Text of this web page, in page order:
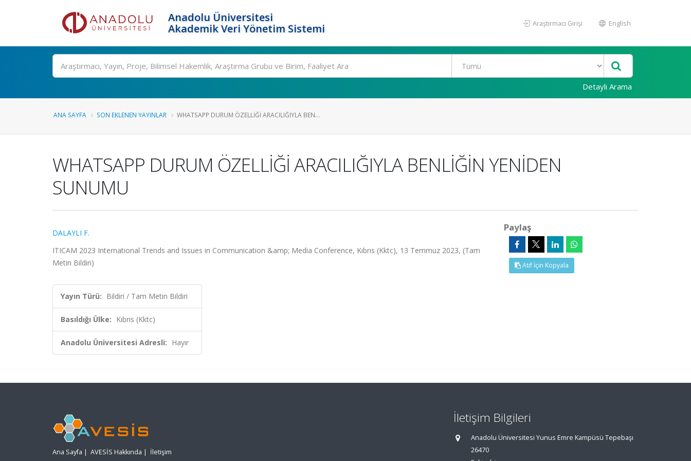
Anadolu Üniversitesi
Akademik Veri Yönetim Sistemi
Araştırmacı Girişi English
Ara
Detaylı Arama
ANA SAYFA SON EKLENEN YAYINLAR WHATSAPP DURUM ÖZELLİĞİ ARACILIĞIYLA BEN...
WHATSAPP DURUM ÖZELLİĞİ ARACILIĞIYLA BENLİĞİN YENİDEN
SUNUMU
DALAYLI F.
ITICAM 2023 International Trends and Issues in Communication &amp; Media Conference, Kıbrıs (Kktc), 13 Temmuz 2023, (Tam
Metin Bildiri)
Yayın Türü: Bildiri / Tam Metin Bildiri
Basıldığı Ülke: Kıbrıs (Kktc)
Anadolu Üniversitesi Adresli: Hayır
Paylaş
Atıf İçin Kopyala
Ana Sayfa | AVESİS Hakkında | İletişim
İletişim Bilgileri
Anadolu Üniversitesi Yunus Emre Kampüsü Tepebaşı
26470